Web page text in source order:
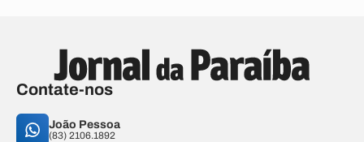
Contate-nos
João Pessoa
(83) 2106.1892